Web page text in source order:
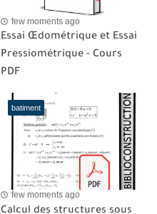
few moments ago
Essai Œdométrique et Essai
Pressiométrique - Cours
PDF
batiment
few moments ago
Calcul des structures sous